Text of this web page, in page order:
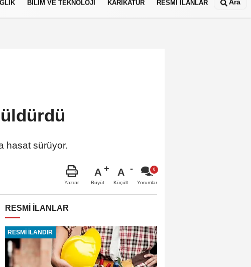
BİLİM VE TEKNOLOJİ KARİKATÜR RESMİ İLANLAR Ara
hasat sürüyor.
Yazdır
A
Büyüt
A
Küçült Yorumlar
RESMİ İLANLAR
RESMİ İLANDIR